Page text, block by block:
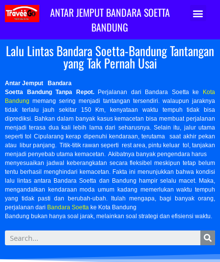
ANTAR JEMPUT BANDARA SOETTA
BANDUNG
Lalu Lintas Bandara Soetta-Bandung Tantangan
yang Tak Pernah Usai
Antar Jemput Bandara
Soetta Bandung Tanpa Repot.Perjalanan dari Bandara Soetta ke
Kota
Bandung memang sering menjadi tantangan tersendiri. walaupun jaraknya
tidak terlalu jauh sekitar 150 Km, kenyataan waktu tempuh tidak bisa
diprediksi. Bahkan dalam banyak kasus kemacetan bisa membuat perjalanan
menjadi terasa dua kali lebih lama dari seharusnya. Selain itu, jalur utama
seperti tol Cipularang kerap dipenuhi kendaraan, terutama saat akhir pekan
atau libur panjang. Titik-titik rawan seperti rest area, pintu keluar tol, tanjakan
menjadi penyebab utama kemacetan. Akibatnya banyak pengendara harus
menyesuaikan jadwal keberangkatan secara fleksibel meskipun tetap belum
tentu berhasil menghindari kemacetan. Fakta ini menunjukkan bahwa kondisi
lalu lintas antara Bandara Soetta dan Bandung hampir selalu macet. Maka,
mengandalkan kendaraan moda umum kadang memerlukan waktu tempuh
yang tidak pasti dan berubah-ubah. Itulah mengapa, bagi banyak orang,
perjalanan dari Bandara Soetta ke Kota Bandung
Bandung bukan hanya soal jarak, melainkan soal strategi dan efisiensi waktu.